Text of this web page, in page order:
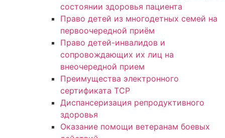
состоянии здоровья пациента
Право детей из многодетных семей на
первоочередной приём
Право детей-инвалидов и
сопровождающих их лиц на
внеочередной прием
Преимущества электронного
сертификата ТСР
Диспансеризация репродуктивного
здоровья
Оказание помощи ветеранам боевых